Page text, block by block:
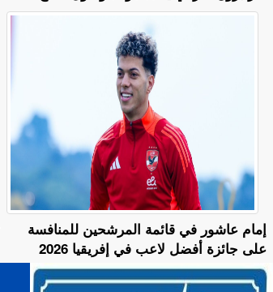
إمام عاشور في قائمة المرشحين للمنافسة
على جائزة أفضل لاعب في إفريقيا 2026